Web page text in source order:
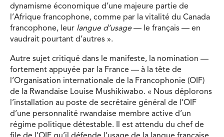
dynamisme économique d’une majeure partie de
l’Afrique francophone, comme par la vitalité du Canada
francophone, leur langue d’usage— le français — en
vaudrait pourtant d’autres ».
Autre sujet critiqué dans le manifeste, la nomination —
fortement appuyée par la France — à la tête de
l’Organisation internationale de la Francophonie (OIF)
de la Rwandaise Louise Mushikiwabo. « Nous déplorons
l’installation au poste de secrétaire général de l’OIF
d’une personnalité rwandaise membre active d’un
régime politique détestable. Il est attendu du chef de